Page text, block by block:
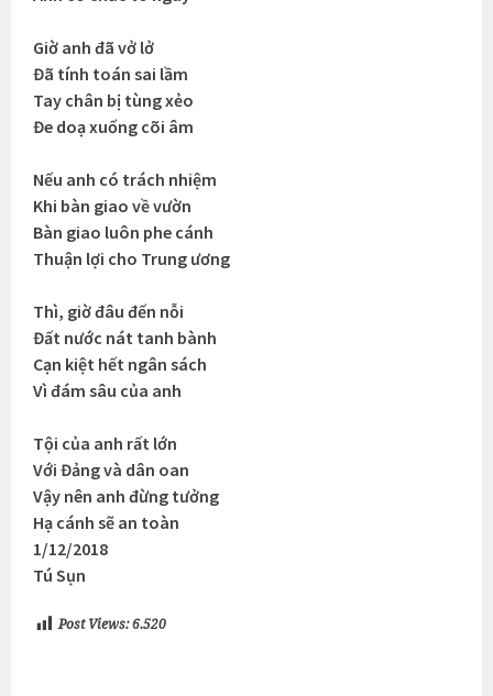
Giờ anh đã vở lở
Đã tính toán sai lầm
Tay chân bị tùng xẻo
Đe doạ xuống cõi âm
Nếu anh có trách nhiệm
Khi bàn giao về vườn
Bàn giao luôn phe cánh
Thuận lợi cho Trung ương
Thì, giờ đâu đến nỗi
Đất nước nát tanh bành
Cạn kiệt hết ngân sách
Vì đám sâu của anh
Tội của anh rất lớn
Với Đảng và dân oan
Vậy nên anh đừng tưởng
Hạ cánh sẽ an toàn
1/12/2018
Tú Sụn
Post Views: 6.520